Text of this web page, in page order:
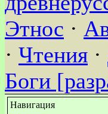
Этнос ·
· Чтения ·
Боги
Навигация